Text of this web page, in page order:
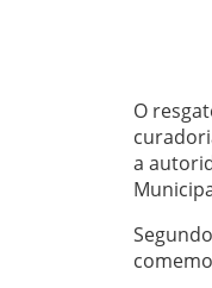
O
a